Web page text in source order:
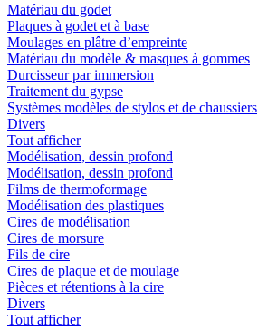
Matériau du godet
Plaques à godet et à base
Moulages en plâtre d’empreinte
Matériau du modèle & masques à gommes
Durcisseur par immersion
Traitement du gypse
Systèmes modèles de stylos et de chaussiers
Divers
Tout afficher
Modélisation, dessin profond
Modélisation, dessin profond
Films de thermoformage
Modélisation des plastiques
Cires de modélisation
Cires de morsure
Fils de cire
Cires de plaque et de moulage
Pièces et rétentions à la cire
Divers
Tout afficher